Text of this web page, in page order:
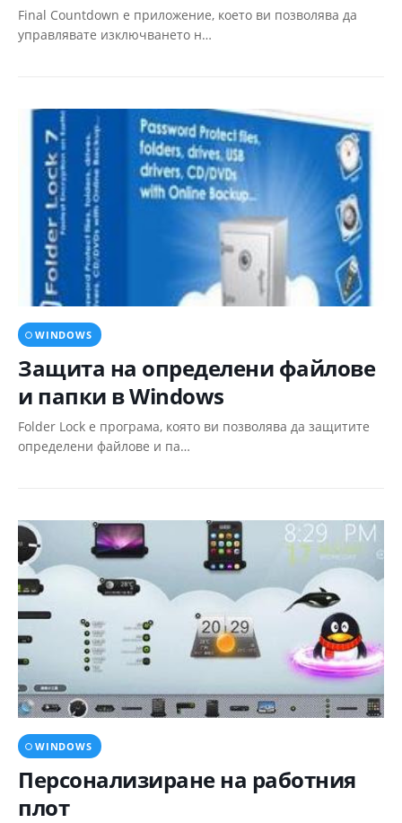
Final Countdown е приложение, което ви позволява да
управлявате изключването н…
WINDOWS
Защита на определени файлове
и папки в Windows
Folder Lock е програма, която ви позволява да защитите
определени файлове и па…
WINDOWS
Персонализиране на работния
плот